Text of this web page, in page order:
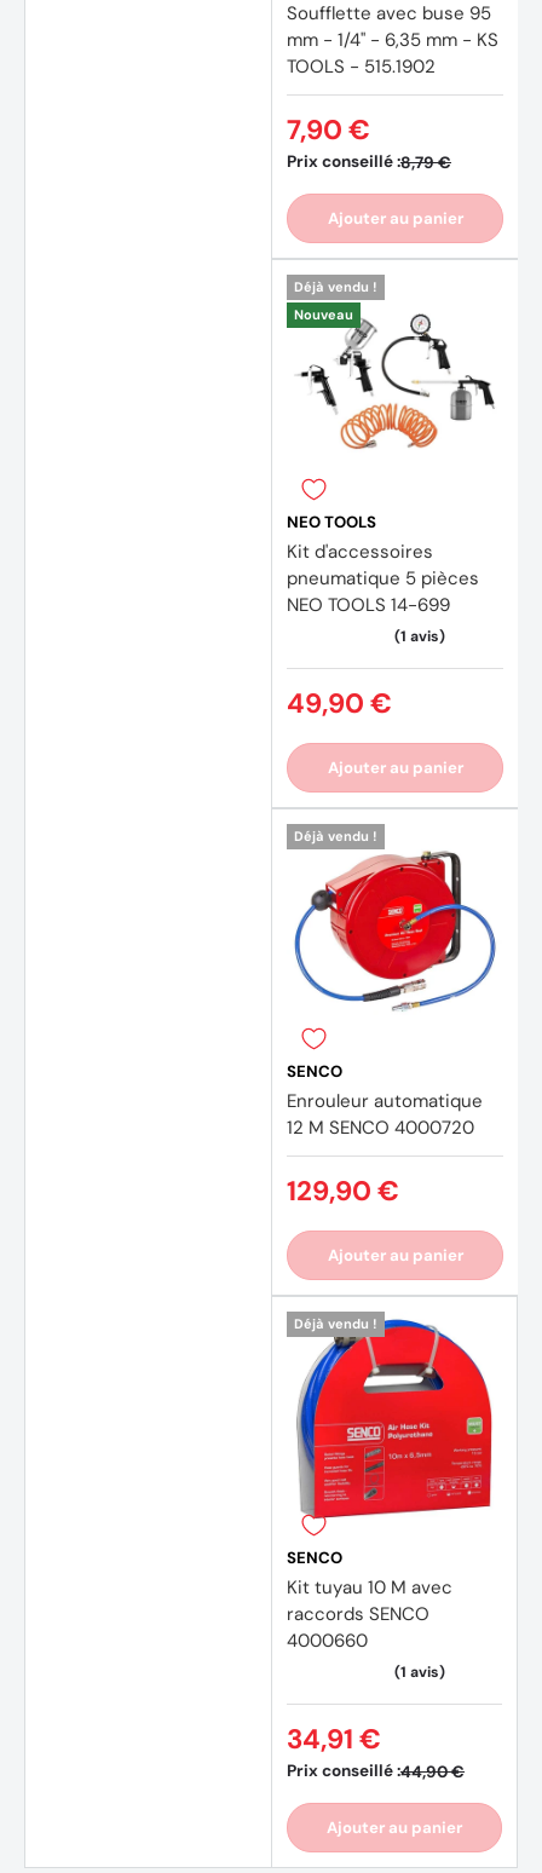
Soufflette avec buse 95
mm - 1/4'' - 6,35 mm - KS
TOOLS - 515.1902
Prix conseillé :8,79 €
7,90 €
Ajouter au panier
Déjà vendu !
Nouveau
NEO TOOLS
Kit d'accessoires
pneumatique 5 pièces
NEO TOOLS 14-699
49,90 €
Ajouter au panier
Déjà vendu !
SENCO
Enrouleur automatique
12 M SENCO 4000720
129,90 €
Ajouter au panier
Déjà vendu !
SENCO
Kit tuyau 10 M avec
raccords SENCO
4000660
Prix conseillé :44,90 €
34,91 €
Ajouter au panier